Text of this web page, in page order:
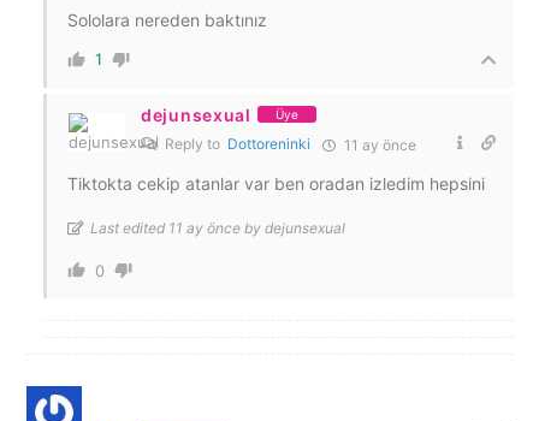
Sololara nereden baktınız
1
dejunsexual Üye
Reply to Dottoreninki 11 ay önce
Tiktokta cekip atanlar var ben oradan izledim hepsini
Last edited 11 ay önce by dejunsexual
0